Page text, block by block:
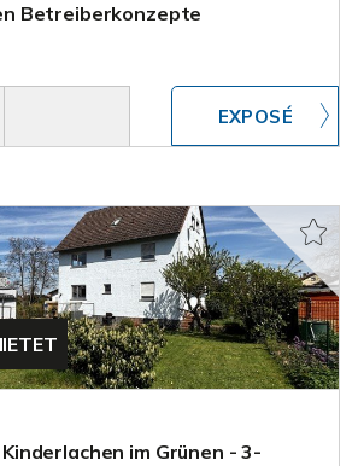
Betreiberkonzepte
Kinderlachen im Grünen - 3-